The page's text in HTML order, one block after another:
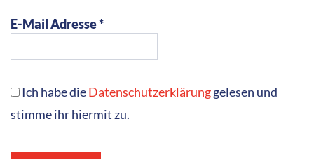
E-Mail Adresse *
Ich habe dieDatenschutzerklärunggelesen und
stimme ihr hiermit zu.